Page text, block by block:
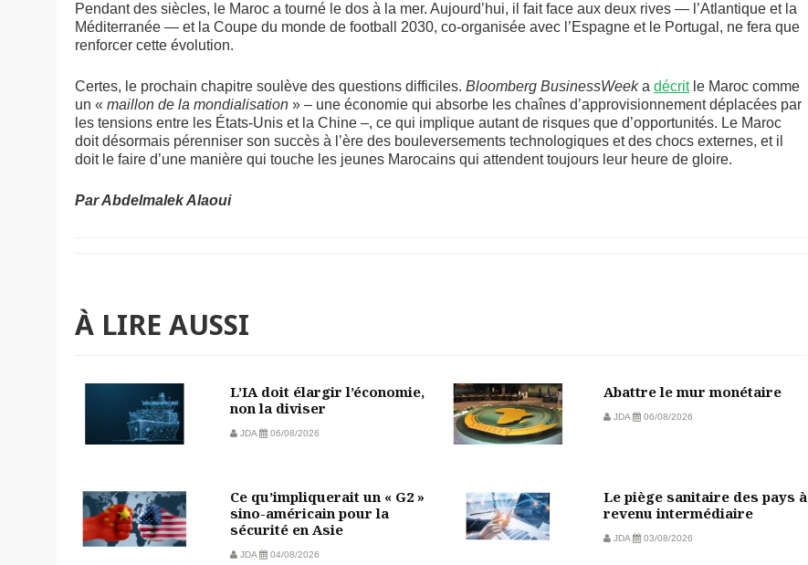
Pendant des siècles, le Maroc a tourné le dos à la mer. Aujourd’hui, il fait face aux deux rives — l’Atlantique et la
Méditerranée — et la Coupe du monde de football 2030, co-organisée avec l’Espagne et le Portugal, ne fera que
renforcer cette évolution.
Certes, le prochain chapitre soulève des questions difficiles. Bloomberg BusinessWeeka décritle Maroc comme
un « maillon de la mondialisation » – une économie qui absorbe les chaînes d’approvisionnement déplacées par
les tensions entre les États-Unis et la Chine –, ce qui implique autant de risques que d’opportunités. Le Maroc
doit désormais pérenniser son succès à l’ère des bouleversements technologiques et des chocs externes, et il
doit le faire d’une manière qui touche les jeunes Marocains qui attendent toujours leur heure de gloire.
Par Abdelmalek Alaoui
À LIRE AUSSI
L’IA doit élargir l’économie,
non la diviser
JDA 06/08/2026
Abattre le mur monétaire
JDA 06/08/2026
Ce qu’impliquerait un « G2 »
sino-américain pour la
sécurité en Asie
JDA 04/08/2026
Le piège sanitaire des pays à
revenu intermédiaire
JDA 03/08/2026